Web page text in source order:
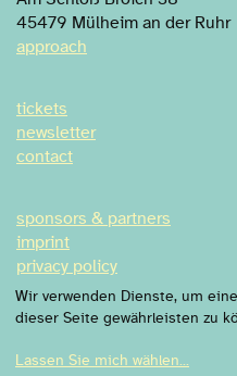
45479 Mülheim an der Ruhr
approach
tickets
newsletter
contact
sponsors & partners
imprint
privacy policy
privacy settings
Wir verwenden Dienste, um
dieser Seite gewährleisten zu
Lassen Sie mich wählen...